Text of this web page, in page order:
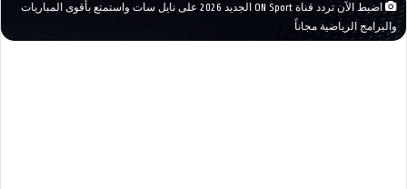
اضبط الآن تردد قناة ON Sport الجديد 2026 على نايل سات واستمتع بأقوى المباريات
والبرامج الرياضية مجاناً